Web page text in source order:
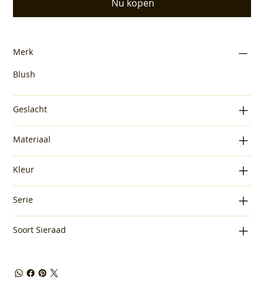
Nu kopen
Merk
Blush
Geslacht
Materiaal
Kleur
Serie
Soort Sieraad